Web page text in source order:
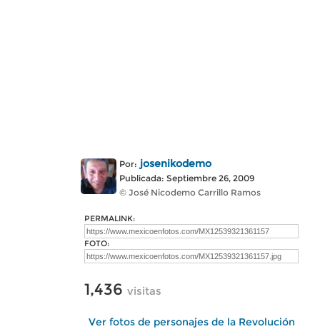
Por: josenikodemo
Publicada: Septiembre 26, 2009
© José Nicodemo Carrillo Ramos
PERMALINK:
FOTO:
1,436 visitas
Ver fotos de personajes de la Revolución